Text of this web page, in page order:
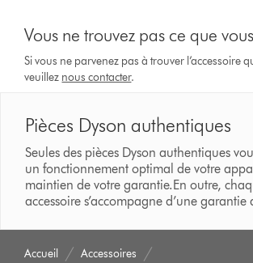
Vous ne trouvez pas ce que
Si vous ne parvenez pas à trouver l’accessoire
veuillez nous contacter.
Pièces Dyson authentiques
Seules des pièces Dyson authentiques
un fonctionnement optimal de votre
maintien de votre garantie.En outre,
accessoire s’accompagne d’une garantie
Accueil Accessoires